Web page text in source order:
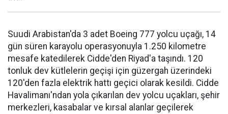
Suudi Arabistan'da 3 adet Boeing 777 yolcu uçağı, 14
gün süren karayolu operasyonuyla 1.250 kilometre
mesafe katedilerek Cidde'den Riyad'a taşındı. 120
tonluk dev kütlelerin geçişi için güzergah üzerindeki
120'den fazla elektrik hattı geçici olarak kesildi. Cidde
Havalimanı'ndan yola çıkarılan dev yolcu uçakları, şehir
merkezleri, kasabalar ve kırsal alanlar geçilerek